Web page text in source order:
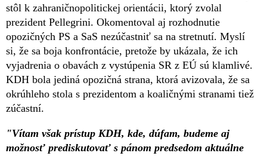
stôl k zahraničnopolitickej orientácii, ktorý zvolal
prezident Pellegrini. Okomentoval aj rozhodnutie
opozičných PS a SaS nezúčastniť sa na stretnutí. Myslí
si, že sa boja konfrontácie, pretože by ukázala, že ich
vyjadrenia o obavách z vystúpenia SR z EÚ sú klamlivé.
KDH bola jediná opozičná strana, ktorá avizovala, že sa
okrúhleho stola s prezidentom a koaličnými stranami tiež
zúčastní.
"Vítam však prístup KDH, kde, dúfam, budeme aj
možnosť prediskutovať s pánom predsedom aktuálne